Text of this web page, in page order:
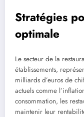
Stratégies
optimale
Le secteur de la
établissements,
milliards d’euros de
actuels comme
consommation, les
maintenir leur